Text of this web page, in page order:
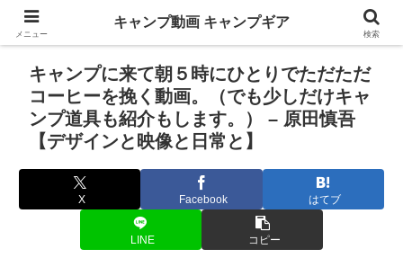
キャンプに来て朝５時にひとりでただただ
コーヒーを挽く動画。（でも少しだけキャ
ンプ道具も紹介もします。） – 原田慎吾
【デザインと映像と日常と】
X Facebook はてブ
LINE コピー
メニュー
キャンプ動画 キャンプギア
検索